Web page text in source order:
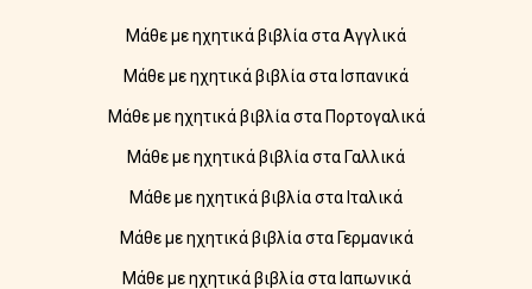
Μάθε με ηχητικά βιβλία στα Αγγλικά
Μάθε με ηχητικά βιβλία στα Ισπανικά
Μάθε με ηχητικά βιβλία στα Πορτογαλικά
Μάθε με ηχητικά βιβλία στα Γαλλικά
Μάθε με ηχητικά βιβλία στα Ιταλικά
Μάθε με ηχητικά βιβλία στα Γερμανικά
Μάθε με ηχητικά βιβλία στα Ιαπωνικά